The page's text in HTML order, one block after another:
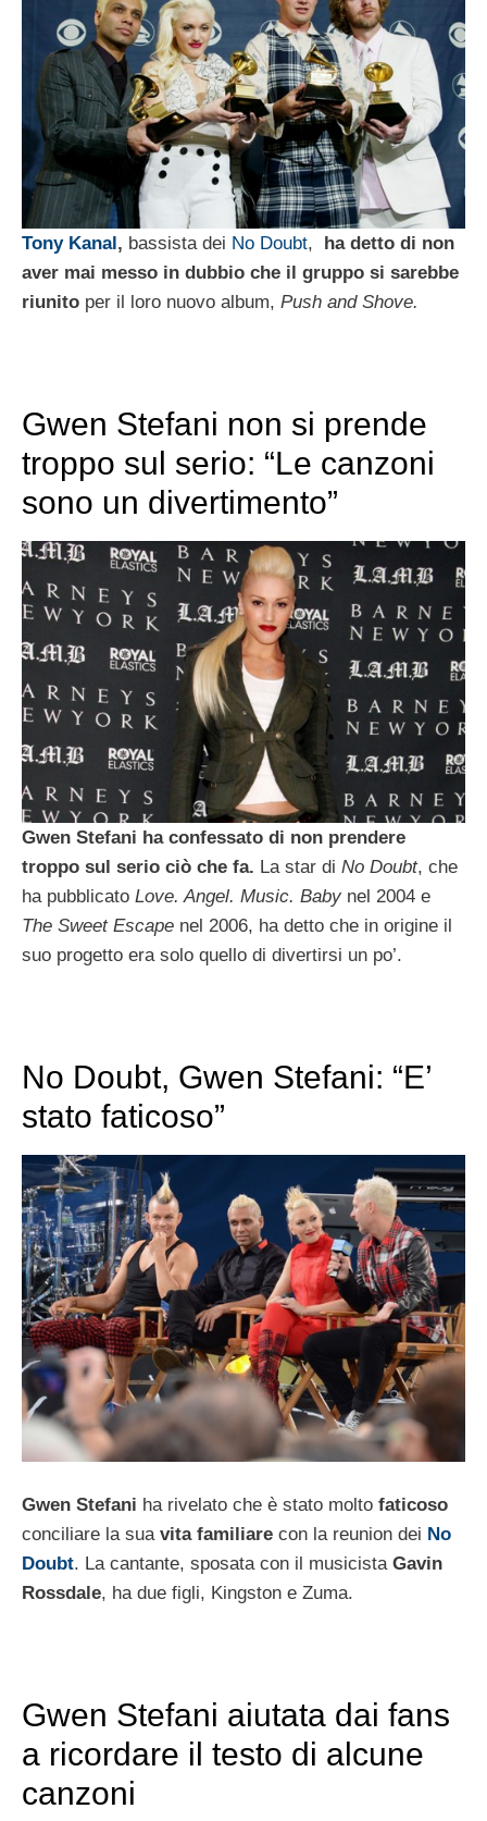
Tony Kanal , bassista dei No Doubt,
ha detto di non
aver mai messo in dubbio che il gruppo si sarebbe
riunito per il loro nuovo album, Push and Shove.
Gwen Stefani non si prende
troppo sul serio: “Le canzoni
sono un divertimento”
Gwen Stefani ha confessato di non prendere
troppo sul serio ciò che fa. La star di No Doubt, che
ha pubblicato Love. Angel. Music. Baby nel 2004 e
The Sweet Escape nel 2006, ha detto che in origine il
suo progetto era solo quello di divertirsi un po’.
No Doubt, Gwen Stefani: “E’
stato faticoso”
Gwen Stefani ha rivelato che è stato molto faticoso
conciliare la sua vita familiare con la reunion dei No
Doubt. La cantante, sposata con il musicista Gavin
Rossdale, ha due figli, Kingston e Zuma.
Gwen Stefani aiutata dai fans
a ricordare il testo di alcune
canzoni